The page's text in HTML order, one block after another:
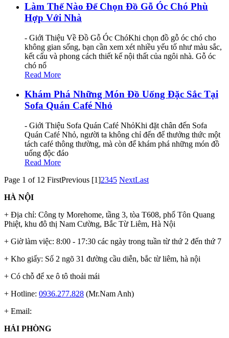
Làm Thế Nào Để Chọn Đồ Gỗ Óc Chó Phù
Hợp Với Nhà
- Giới Thiệu Về Đồ Gỗ Óc ChóKhi chọn đồ gỗ óc chó cho
không gian sống, bạn cần xem xét nhiều yếu tố như màu sắc,
kết cấu và phong cách thiết kế nội thất của ngôi nhà. Gỗ óc
chó nổ
Read More
Khám Phá Những Món Đồ Uống Đặc Sắc Tại
Sofa Quán Café Nhỏ
- Giới Thiệu Sofa Quán Café NhỏKhi đặt chân đến Sofa
Quán Café Nhỏ, người ta không chỉ đến để thưởng thức một
tách café thông thường, mà còn để khám phá những món đồ
uống độc đáo
Read More
Page 1 of 12 FirstPrevious [1]2345 NextLast
HÀ NỘI
+ Địa chỉ: Công ty Morehome, tầng 3, tòa T608, phố Tôn Quang
Phiệt, khu đô thị Nam Cường, Bắc Từ Liêm, Hà Nội
+ Giờ làm việc: 8:00 - 17:30 các ngày trong tuần từ thứ 2 đến thứ 7
+ Kho giấy: Số 2 ngõ 31 đường cầu diễn, bắc từ liêm, hà nội
+ Có chỗ để xe ô tô thoải mái
+ Hotline: 0936.277.828 (Mr.Nam Anh)
+ Email:
HẢI PHÒNG